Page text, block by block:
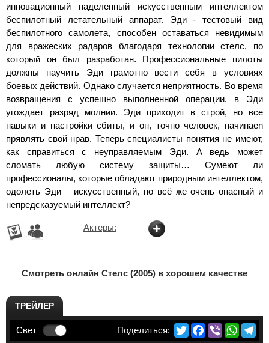
инновационный наделенный искусственным интеллектом
беспилотный летательный аппарат. Эди - тестовый вид
беспилотного самолета, способен оставаться невидимым
для вражеских радаров благодаря технологии стелс, по
который он был разработан. Профессиональные пилоты
должны научить Эди грамотно вести себя в условиях
боевых действий. Однако случается неприятность. Во время
возвращения с успешно выполненной операции, в Эди
угождает разряд молнии. Эди приходит в строй, но все
навыки и настройки сбиты, и он, точно человек, начинаеn
прявлять свой нрав. Теперь специалисты понятия не имеют,
как справиться с неуправляемым Эди. А ведь может
сломать любую систему защиты… Сумеют ли
профессионалы, которые обладают природным интеллектом,
одолеть Эди – искусственный, но всё же очень опасный и
непредсказуемый интеллект?
Актеры:
Смотреть онлайн Стелс (2005) в хорошем качестве
ТРЕЙЛЕР
Свет TwitterFacebook
Viber